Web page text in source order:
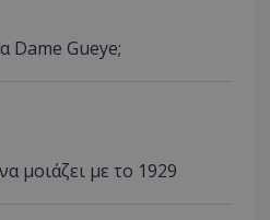
Dame Gueye;
μοιάζει με το 1929